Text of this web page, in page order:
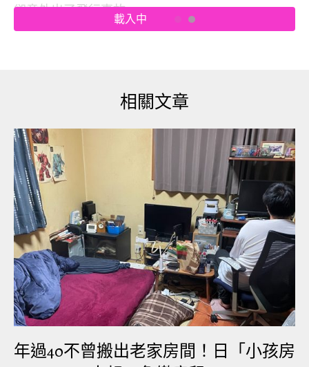
卻意外出了飛行事故。
▲德弗蘭卡留下年輕的妻子與一對子女。（圖／翻
攝自Facebook）
報導稱，當這名男子飛到保利尼亞市政府附近時，
他的設備突然出現故障，導致他從高空狠狠墜落地
面，身體多處骨折，心臟驟停。現場目擊者指出，
德弗蘭卡當時曾在空中大聲呼救。
載入中
相關文章
年過40不曾搬出老家房間！日「小孩房